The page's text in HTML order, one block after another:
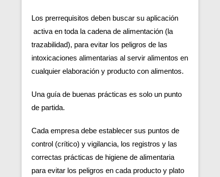
Los prerrequisitos deben buscar su aplicación
activa en toda la cadena de alimentación (la
trazabilidad), para evitar los peligros de las
intoxicaciones alimentarias al servir alimentos en
cualquier elaboración y producto con alimentos.
Una guía de buenas prácticas es solo un punto
de partida.
Cada empresa debe establecer sus puntos de
control (crítico) y vigilancia, los registros y las
correctas prácticas de higiene de alimentaria
para evitar los peligros en cada producto y plato